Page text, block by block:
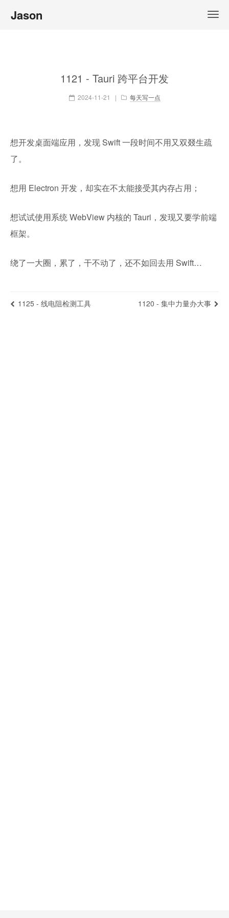
Jason
1121 - Tauri 跨平台开发
2024-11-21 | 每天写一点
想开发桌面端应用，发现 Swift 一段时间不用又双叕生疏
了。
想用 Electron 开发，却实在不太能接受其内存占用；
想试试使用系统 WebView 内核的 Tauri，发现又要学前端
框架。
绕了一大圈，累了，干不动了，还不如回去用 Swift…
1125 - 线电阻检测工具 1120 - 集中力量办大事